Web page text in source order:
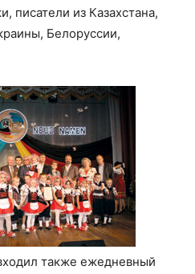
писатели из Казахстана,
Белоруссии,
также ежедневный